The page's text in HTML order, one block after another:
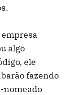
algo
ele
fazendo
nomeado